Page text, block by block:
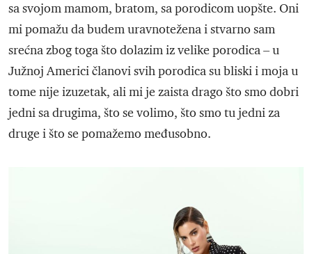
sa svojom mamom, bratom, sa porodicom uopšte. Oni
mi pomažu da budem uravnotežena i stvarno sam
srećna zbog toga što dolazim iz velike porodica – u
Južnoj Americi članovi svih porodica su bliski i moja u
tome nije izuzetak, ali mi je zaista drago što smo dobri
jedni sa drugima, što se volimo, što smo tu jedni za
druge i što se pomažemo međusobno.